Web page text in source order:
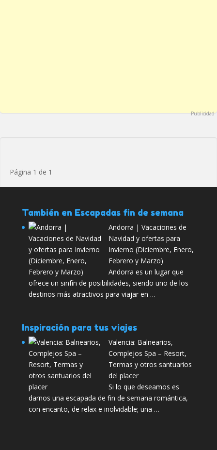
Publicidad
Página 1 de 1
También en Escapadas fin de semana
Andorra | Vacaciones de
Navidad y ofertas para
Invierno (Diciembre, Enero,
Febrero y Marzo)
Andorra es un lugar que
ofrece un sinfín de posibilidades, siendo uno de los
destinos más atractivos para viajar en …
Inspiración para tus viajes
Valencia: Balnearios,
Complejos Spa – Resort,
Termas y otros santuarios
del placer
Si lo que deseamos es
darnos una escapada de fin de semana romántica,
con encanto, de relax e inolvidable; una …